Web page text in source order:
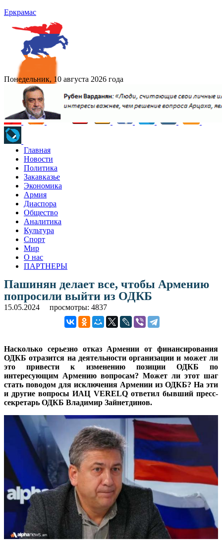
Еркрамас
Понедельник, 10 августа 2026 года
Главная
Новости
Политика
Закавказье
Экономика
Армия
Диаспора
Общество
Аналитика
Культура
Спорт
Мир
О нас
ПАРТНЕРЫ
Пашинян делает все, чтобы Армению
попросили выйти из ОДКБ
15.05.2024 просмотры: 4837
Насколько серьезно отказ Армении от финансирования
ОДКБ отразится на деятельности организации и может ли
это привести к изменению позиции ОДКБ по
интересующим Армению вопросам? Может ли этот шаг
стать поводом для исключения Армении из ОДКБ? На эти
и другие вопросы ИАЦ VERELQ ответил бывший пресс-
секретарь ОДКБ Владимир Зайнетдинов.